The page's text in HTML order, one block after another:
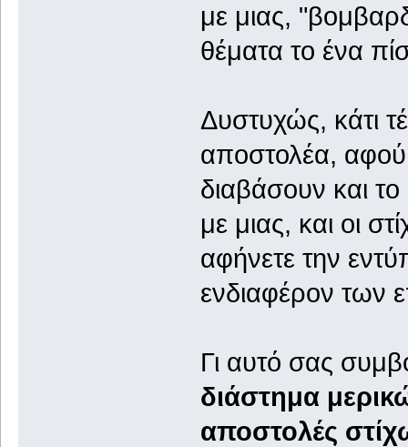
με μιας,
θέματα το ένα
Δυστυχώς, κάτι
αποστολέα, αφού
διαβάσουν και
με μιας, και οι
αφήνετε την
ενδιαφέρον των
Γι αυτό σας
διάστημα
αποστολές